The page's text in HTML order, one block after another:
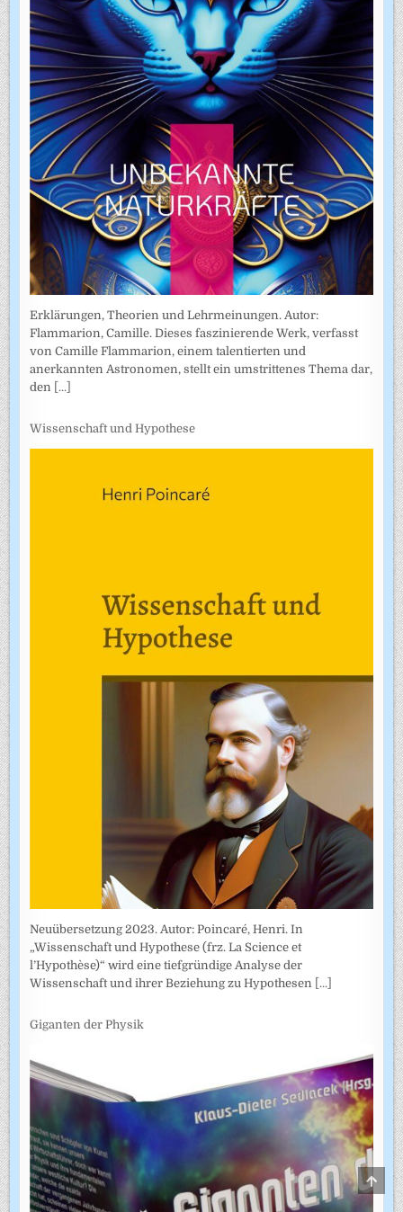
Erklärungen, Theorien und Lehrmeinungen. Autor:
Flammarion, Camille. Dieses faszinierende Werk, verfasst
von Camille Flammarion, einem talentierten und
anerkannten Astronomen, stellt ein umstrittenes Thema dar,
den [...]
Wissenschaft und Hypothese
Neuübersetzung 2023. Autor: Poincaré, Henri. In
„Wissenschaft und Hypothese (frz. La Science et
l’Hypothèse)“ wird eine tiefgründige Analyse der
Wissenschaft und ihrer Beziehung zu Hypothesen [...]
Giganten der Physik
TO
TOP